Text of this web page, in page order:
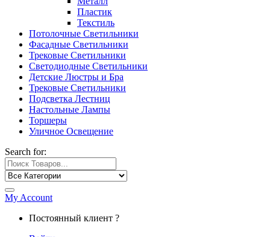
Пластик
Текстиль
Потолочные Светильники
Фасадные Светильники
Трековые Светильники
Светодиодные Светильники
Детские Люстры и Бра
Трековые Светильники
Подсветка Лестниц
Настольные Лампы
Торшеры
Уличное Освещение
Search for:
My Account
Постоянный клиент ?